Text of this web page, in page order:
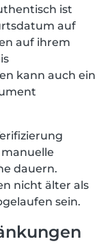
ist
auf
auf ihrem
kann auch ein
dauern.
nicht älter als
sein.